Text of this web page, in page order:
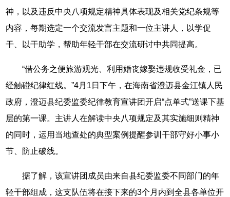
神，以及违反中央八项规定精神具体表现及相关党纪条规等
内容，每期选定一个交流发言主题和一位主讲人，以学促
干、以干助学，帮助年轻干部在交流研讨中共同提高。
“借公务之便旅游观光、利用婚丧嫁娶违规收受礼金，已
经触碰纪律红线。”4月1日下午，在海南省澄迈县金江镇人民
政府，澄迈县纪委监委纪律教育宣讲团开启“点单式”送课下基
层的第一课。主讲人在解读中央八项规定及其实施细则精神
的同时，运用当地查处的典型案例提醒参训干部守好小事小
节、防止破线。
据了解，该宣讲团成员由来自县纪委监委不同部门的年
轻干部组成，这支队伍将在接下来的3个月内到全县各单位开